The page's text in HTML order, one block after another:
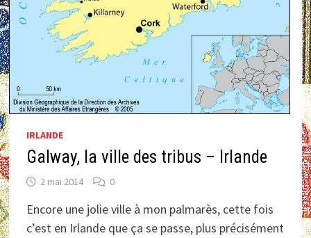
IRLANDE
Galway, la ville des tribus – Irlande
2 mai 2014 0
Encore une jolie ville à mon palmarès, cette fois
c’est en Irlande que ça se passe, plus précisément